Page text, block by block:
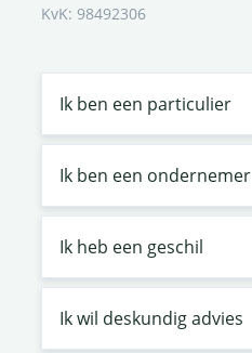
KvK: 98492306
Ik ben een particulier
Ik ben een ondernemer
Ik heb een geschil
Ik wil deskundig advies